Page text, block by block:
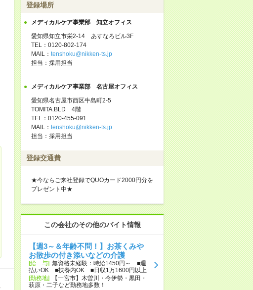
登録場所
メディカルケア事業部 知立オフィス
愛知県知立市栄2-14 あすなろビル3F
TEL：0120-802-174
MAIL： tenshoku@nikken-ts.jp
担当：採用担当
メディカルケア事業部 名古屋オフィス
愛知県名古屋市西区牛島町2-5
TOMITA.BLD 4階
TEL：0120-455-091
MAIL： tenshoku@nikken-ts.jp
担当：採用担当
登録交通費
★今ならご来社登録でQUOカード2000円分を
プレゼント中★
この会社のその他のバイト情報
【週3～＆年齢不問！】お茶くみや
お散歩の付き添いなどの介護
[給 与] 無資格未経験：時給1450円～ ■週
払いOK ■扶養内OK ■日収1万1600円以上
[勤務地]
【一宮市】木曽川・今伊勢・黒田・
萩原・二子など勤務地多数！